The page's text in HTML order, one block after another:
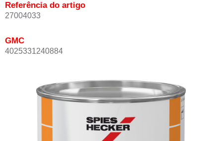
Referência do artigo
27004033
GMC
4025331240884